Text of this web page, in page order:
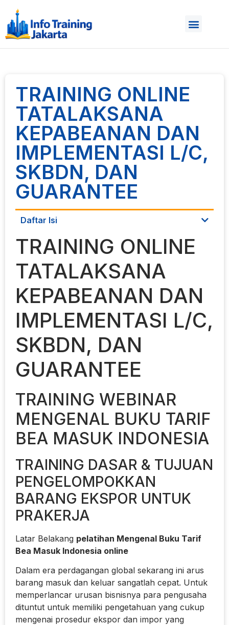
TRAINING ONLINE
TATALAKSANA
KEPABEANAN DAN
IMPLEMENTASI L/C,
SKBDN, DAN
GUARANTEE
Daftar Isi
TRAINING ONLINE
TATALAKSANA
KEPABEANAN DAN
IMPLEMENTASI L/C,
SKBDN, DAN
GUARANTEE
TRAINING WEBINAR
MENGENAL BUKU TARIF
BEA MASUK INDONESIA
TRAINING DASAR & TUJUAN
PENGELOMPOKKAN
BARANG EKSPOR UNTUK
PRAKERJA
Latar Belakang pelatihan Mengenal Buku Tarif
Bea Masuk Indonesia online
Dalam era perdagangan global sekarang ini arus
barang masuk dan keluar sangatlah cepat. Untuk
memperlancar urusan bisnisnya para pengusaha
dituntut untuk memiliki pengetahuan yang cukup
mengenai prosedur ekspor dan impor yang